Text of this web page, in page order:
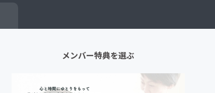
メンバー特典を選ぶ